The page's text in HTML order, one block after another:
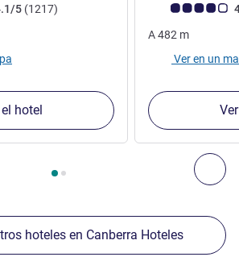
establecimientos cercanos
establecimientos cercanos 1 :,
Avis (Clasificación de ALL)
5 (1217opiniones
)
hotel
Nota de clientes
A482 m
Ver en un
hoteles en Canberra Hoteles